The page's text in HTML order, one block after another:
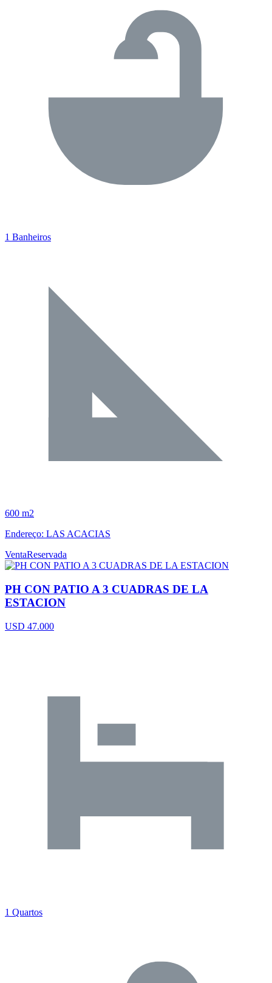
1 Banheiros
600 m2
Endereço: LAS ACACIAS
VentaReservada
PH CON PATIO A 3 CUADRAS DE LA
ESTACION
USD 47.000
1 Quartos